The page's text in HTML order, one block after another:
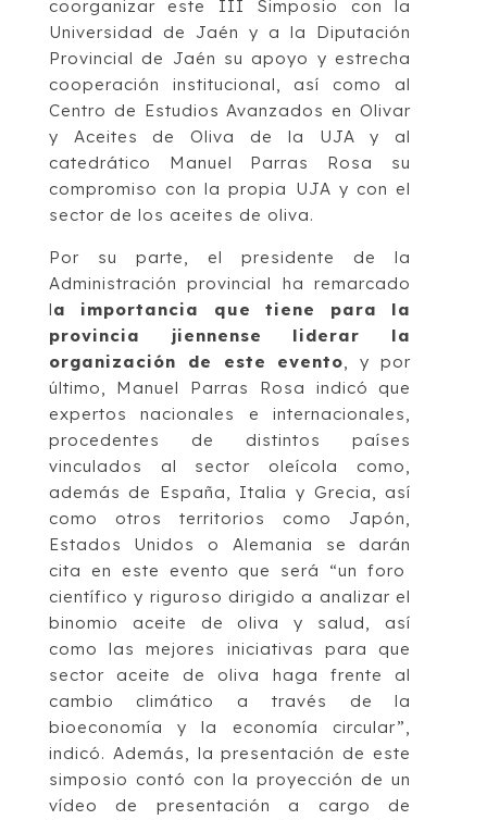
coorganizar este III Simposio con la
Universidad de Jaén y a la Diputación
Provincial de Jaén su apoyo y estrecha
cooperación institucional, así como al
Centro de Estudios Avanzados en Olivar
y Aceites de Oliva de la UJA y al
catedrático Manuel Parras Rosa su
compromiso con la propia UJA y con el
sector de los aceites de oliva.
Por su parte, el presidente de la
Administración provincial ha remarcado
la importancia que tiene para la
provincia jiennense liderar la
organización de este evento, y por
último, Manuel Parras Rosa indicó que
expertos nacionales e internacionales,
procedentes de distintos países
vinculados al sector oleícola como,
además de España, Italia y Grecia, así
como otros territorios como Japón,
Estados Unidos o Alemania se darán
cita en este evento que será “un foro
científico y riguroso dirigido a analizar el
binomio aceite de oliva y salud, así
como las mejores iniciativas para que
sector aceite de oliva haga frente al
cambio climático a través de la
bioeconomía y la economía circular”,
indicó. Además, la presentación de este
simposio contó con la proyección de un
vídeo de presentación a cargo de